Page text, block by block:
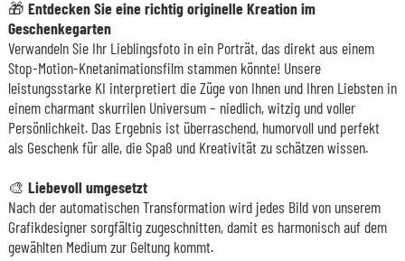
🎁 Entdecken Sie eine richtig originelle Kreation im
Geschenkegarten
Verwandeln Sie Ihr Lieblingsfoto in ein Porträt, das direkt aus einem
Stop-Motion-Knetanimationsfilm stammen könnte! Unsere
leistungsstarke KI interpretiert die Züge von Ihnen und Ihren Liebsten in
einem charmant skurrilen Universum – niedlich, witzig und voller
Persönlichkeit. Das Ergebnis ist überraschend, humorvoll und perfekt
als Geschenk für alle, die Spaß und Kreativität zu schätzen wissen.
🎨 Liebevoll umgesetzt
Nach der automatischen Transformation wird jedes Bild von unserem
Grafikdesigner sorgfältig zugeschnitten, damit es harmonisch auf dem
gewählten Medium zur Geltung kommt.